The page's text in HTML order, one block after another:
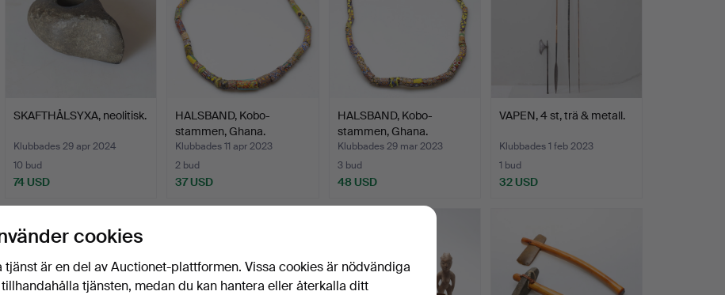
SKAFTHÅLSYXA, neolitisk.
Klubbades 29 apr 2024
10 bud
74 USD
HALSBAND, Kobo-
stammen, Ghana.
Klubbades 11 apr 2023
2 bud
37 USD
HALSBAND, Kobo-
stammen, Ghana.
Klubbades 29 mar 2023
3 bud
48 USD
VAPEN, 4 st, trä & metall.
Klubbades 1 feb 2023
1 bud
32 USD
cookies
tjänst är en del av Auctionet-plattformen. Vissa cookies är nödvändiga
tjänsten, medan du kan hantera eller återkalla ditt